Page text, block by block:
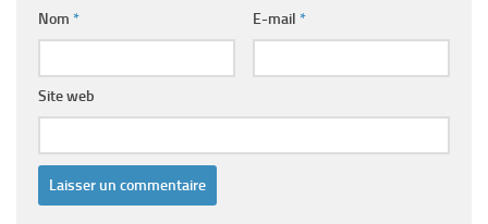
Nom * E-mail *
Site web